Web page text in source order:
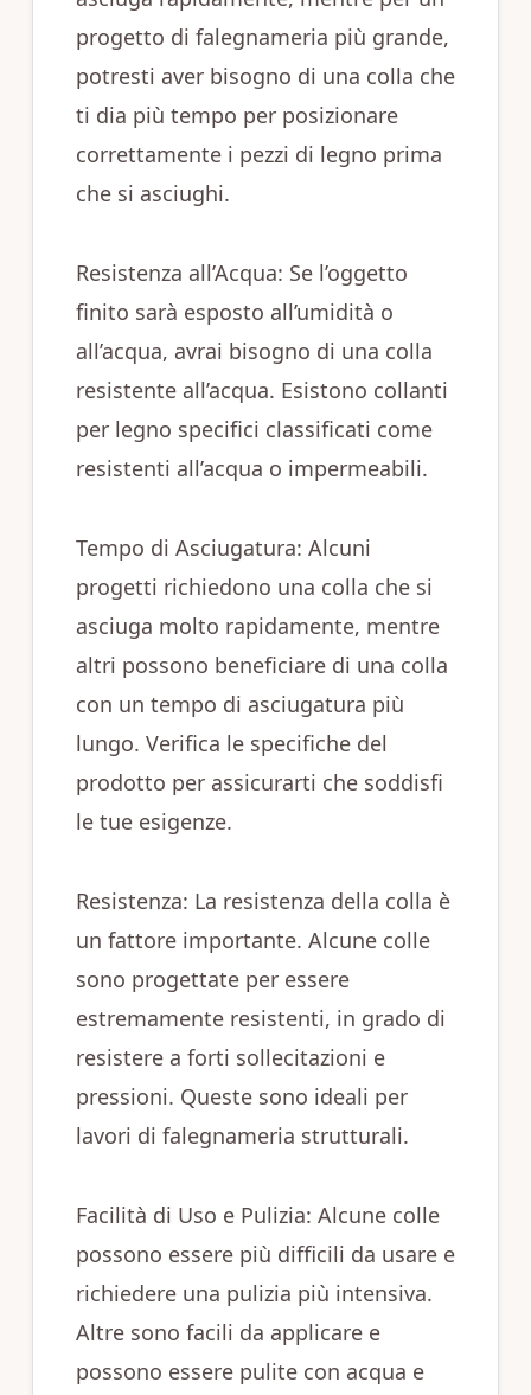
progetto di falegnameria più grande,
potresti aver bisogno di una colla che
ti dia più tempo per posizionare
correttamente i pezzi di legno prima
che si asciughi.
Resistenza all’Acqua: Se l’oggetto
finito sarà esposto all’umidità o
all’acqua, avrai bisogno di una colla
resistente all’acqua. Esistono collanti
per legno specifici classificati come
resistenti all’acqua o impermeabili.
Tempo di Asciugatura: Alcuni
progetti richiedono una colla che si
asciuga molto rapidamente, mentre
altri possono beneficiare di una colla
con un tempo di asciugatura più
lungo. Verifica le specifiche del
prodotto per assicurarti che soddisfi
le tue esigenze.
Resistenza: La resistenza della colla è
un fattore importante. Alcune colle
sono progettate per essere
estremamente resistenti, in grado di
resistere a forti sollecitazioni e
pressioni. Queste sono ideali per
lavori di falegnameria strutturali.
Facilità di Uso e Pulizia: Alcune colle
possono essere più difficili da usare e
richiedere una pulizia più intensiva.
Altre sono facili da applicare e
possono essere pulite con acqua e